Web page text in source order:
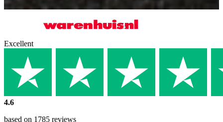
Excellent
4.6
based on 1785 reviews